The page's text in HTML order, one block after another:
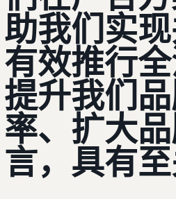
助我们实现
有效推行
提升我们
率、扩大
言，具有至